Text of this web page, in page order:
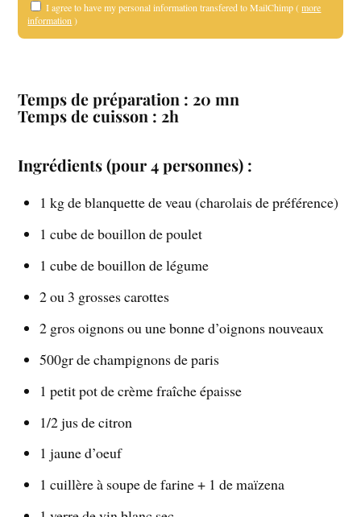
I agree to have my personal information transfered to MailChimp (more
information )
Temps de préparation : 20 mn
Temps de cuisson : 2h
Ingrédients (pour 4 personnes) :
1 kg de blanquette de veau (charolais de préférence)
1 cube de bouillon de poulet
1 cube de bouillon de légume
2 ou 3 grosses carottes
2 gros oignons ou une bonne d’oignons nouveaux
500gr de champignons de paris
1 petit pot de crème fraîche épaisse
1/2 jus de citron
1 jaune d’oeuf
1 cuillère à soupe de farine + 1 de maïzena